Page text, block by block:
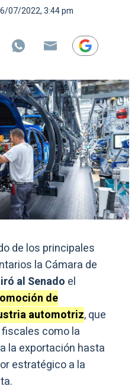
07/2022, 3:44 pm
de los principales
la Cámara de
al Senado el
de
automotriz, que
como la
la exportación hasta
estratégico a la